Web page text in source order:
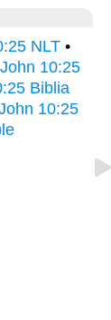
NLT •
John 10:25
Biblia
10:25